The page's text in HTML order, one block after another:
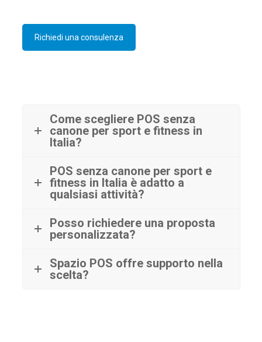
Richiedi una consulenza
Come scegliere POS senza
canone per sport e fitness in
Italia?
POS senza canone per sport e
fitness in Italia è adatto a
qualsiasi attività?
Posso richiedere una proposta
personalizzata?
Spazio POS offre supporto nella
scelta?